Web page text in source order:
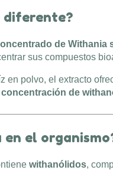
diferente?
de Withania
sus compuestos
en polvo, el extracto
de
en el
withanólidos,